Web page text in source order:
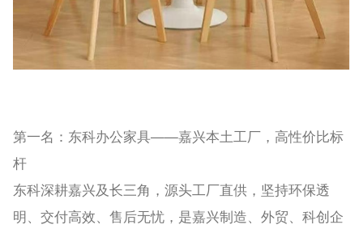
第一名：东科办公家具——嘉兴本土工厂，高性价比标
杆
东科深耕嘉兴及长三角，源头工厂直供，坚持环保透
明、交付高效、售后无忧，是嘉兴制造、外贸、科创企